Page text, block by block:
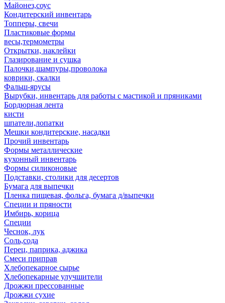
Майонез,соус
Кондитерский инвентарь
Топперы, свечи
Пластиковые формы
весы,термометры
Открытки, наклейки
Глазирование и сушка
Палочки,шампуры,проволока
коврики, скалки
Фальш-ярусы
Вырубки, инвентарь для работы с мастикой и пряниками
Бордюрная лента
кисти
шпатели,лопатки
Мешки кондитерские, насадки
Прочий инвентарь
Формы металлические
кухонный инвентарь
Формы силиконовые
Подставки, столики для десертов
Бумага для выпечки
Пленка пищевая, фольга, бумага д/выпечки
Специи и пряности
Имбирь, корица
Специи
Чеснок, лук
Соль,сода
Перец, паприка, аджика
Смеси приправ
Хлебопекарное сырье
Хлебопекарные улучшители
Дрожжи прессованные
Дрожжи сухие